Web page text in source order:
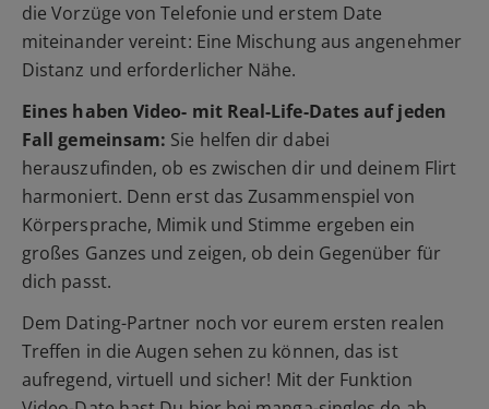
die Vorzüge von Telefonie und erstem Date
miteinander vereint: Eine Mischung aus angenehmer
Distanz und erforderlicher Nähe.
Eines haben Video- mit Real-Life-Dates auf jeden
Fall gemeinsam: Sie helfen dir dabei
herauszufinden, ob es zwischen dir und deinem Flirt
harmoniert. Denn erst das Zusammenspiel von
Körpersprache, Mimik und Stimme ergeben ein
großes Ganzes und zeigen, ob dein Gegenüber für
dich passt.
Dem Dating-Partner noch vor eurem ersten realen
Treffen in die Augen sehen zu können, das ist
aufregend, virtuell und sicher! Mit der Funktion